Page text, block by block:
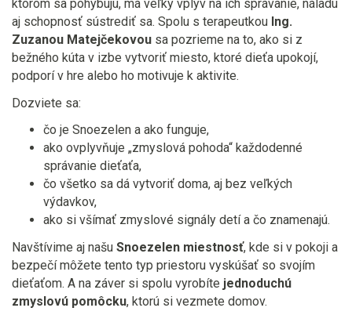
ktorom sa pohybujú, má veľký vplyv na ich správanie, náladu
aj schopnosť sústrediť sa. Spolu s terapeutkou Ing.
Zuzanou Matejčekovou sa pozrieme na to, ako si z
bežného kúta v izbe vytvoriť miesto, ktoré dieťa upokojí,
podporí v hre alebo ho motivuje k aktivite.
Dozviete sa:
čo je Snoezelen a ako funguje,
ako ovplyvňuje „zmyslová pohoda“ každodenné
správanie dieťaťa,
čo všetko sa dá vytvoriť doma, aj bez veľkých
výdavkov,
ako si všímať zmyslové signály detí a čo znamenajú.
Navštívime aj našu Snoezelen miestnosť, kde si v pokoji a
bezpečí môžete tento typ priestoru vyskúšať so svojím
dieťaťom. A na záver si spolu vyrobíte jednoduchú
zmyslovú pomôcku, ktorú si vezmete domov.